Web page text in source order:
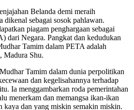
Belanda demi meraih
dikenal sebagai sosok pahlawan.
piagam penghargaan sebagai
dari Negara. Pangkat dan kedudukan
Tamim dalam PETA adalah
Madura Shu.
Tamim dalam dunia perpolitikan
dan kegelisahannya terhadap
Ia menggambarkan roda pemerintahan
menerkam dan memangsa ikan-ikan
kaya dan yang miskin semakin miskin.